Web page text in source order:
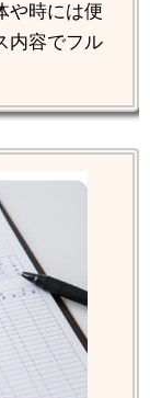
や時には便
内容でフル